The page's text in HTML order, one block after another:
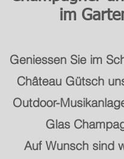
im
Geniessen Sie im
Château Gütsch
Outdoor-
Glas
Auf Wunsch sind